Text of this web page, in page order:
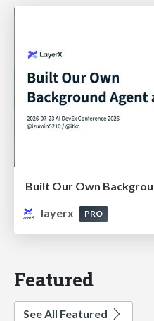
Built Our Own
layerx
PRO
Featured
See All Featured